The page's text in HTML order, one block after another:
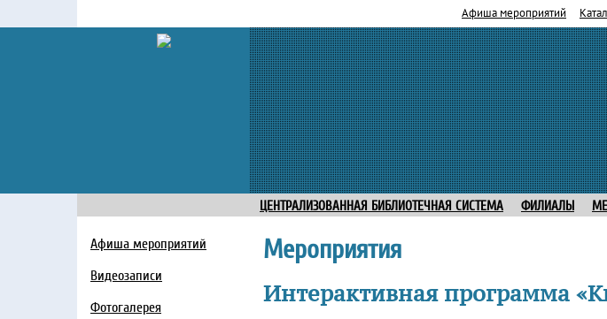
Афиша мероприятий
ЦЕНТРАЛИЗОВАННАЯ БИБЛИОТЕЧНАЯ СИСТЕМА ФИЛИАЛЫ
Афиша мероприятий
Видеозаписи
Фотогалерея
Мероприятия
Интерактивная программа